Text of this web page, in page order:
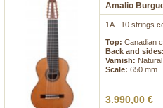
Amalio
1A - 10 strings
Top: Canadian
Back and sides:
Varnish:
Scale: 650 mm
3.990,00 €